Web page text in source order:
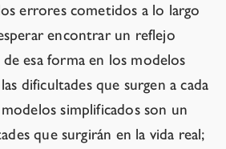
errores cometidos a lo largo
encontrar un reflejo
esa forma en los modelos
dificultades que surgen a cada
simplificados son un
que surgirán en la vida real;